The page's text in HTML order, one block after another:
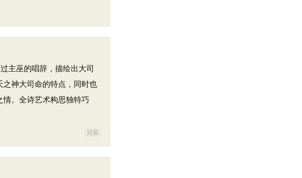
主巫的唱辞，描绘出大司
神大司命的特点，同时也
。全诗艺术构思独特巧
完善